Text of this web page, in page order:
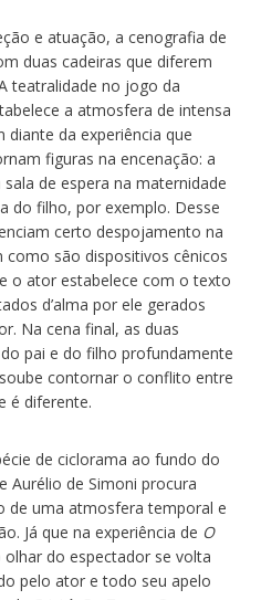
e atuação, a cenografia de
duas cadeiras que diferem
teatralidade no jogo da
a atmosfera de intensa
da experiência que
figuras na encenação: a
de espera na maternidade
do filho, por exemplo. Desse
certo despojamento na
são dispositivos cênicos
o ator estabelece com o texto
d’alma por ele gerados
Na cena final, as duas
pai e do filho profundamente
contornar o conflito entre
é diferente.
de ciclorama ao fundo do
Aurélio de Simoni procura
de uma atmosfera temporal e
Já que na experiência de O
do espectador se volta
pelo ator e todo seu apelo